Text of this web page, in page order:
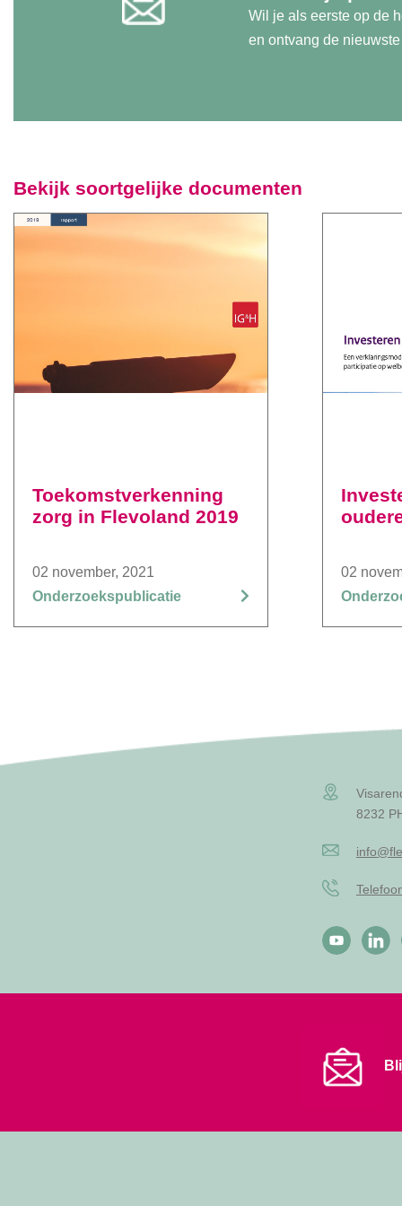
Wil je als eerste op de
en ontvang de
Bekijk soortgelijke documenten
Toekomstverkenning
zorg in Flevoland 2019
02 november, 2021
Onderzoekspublicatie
02
8232